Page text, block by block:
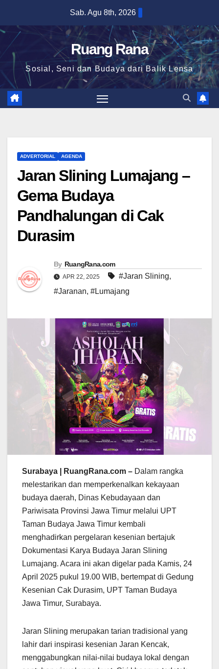
content
Sab. Agu 8th, 2026
Ruang Rana
Sosial, Seni dan Budaya dari Balik Lensa
ADVERTORIAL AGENDA
Jaran Slining Lumajang –
Gema Budaya
Pandhalungan di Cak
Durasim
By RuangRana.com
APR 22, 2025 #Jaran Slining,
#Jaranan, #Lumajang
Surabaya | RuangRana.com – Dalam rangka
melestarikan dan memperkenalkan kekayaan
budaya daerah, Dinas Kebudayaan dan
Pariwisata Provinsi Jawa Timur melalui UPT
Taman Budaya Jawa Timur kembali
menghadirkan pergelaran kesenian bertajuk
Dokumentasi Karya Budaya Jaran Slining
Lumajang. Acara ini akan digelar pada Kamis, 24
April 2025 pukul 19.00 WIB, bertempat di Gedung
Kesenian Cak Durasim, UPT Taman Budaya
Jawa Timur, Surabaya.
Jaran Slining merupakan tarian tradisional yang
lahir dari inspirasi kesenian Jaran Kencak,
menggabungkan nilai-nilai budaya lokal dengan